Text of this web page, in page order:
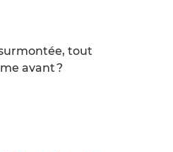
tout
avant ?